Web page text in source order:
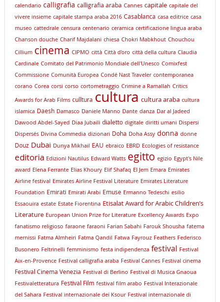
calendario calligrafia calligrafia araba Cannes capitale capitale del
vivere insieme capitale stampa araba 2016 Casablanca casa editrice casa
museo cattedrale censura centenario ceramica certificazione lingua araba
Chanson douche Charif Majdalani chiesa Chokri Mabkhout Chouchou
Cillium cinema CIPMO città Città d'oro città della cultura Claudia
Cardinale Comitato del Patrimonio Mondiale dell'Unesco Comixfest
Commissione Comunità Europea Condé Nast Traveler contemporanea
corano Corea corsi corso cortometraggio Crimine a Ramallah Critics
Awards for Arab Films culltura cultura cultura araba cultura
islamica Daesh Damasco Daniele Manno Dante danza Dar al Jadeed
Dawood Abdel-Sayed Diaa Jubaili dialetto digitale diritti umani Dispersi
Dispersés Divina Commedia dizionari Doha Doha Assy donna donne
Douz Dubai Dunya Mikhail EAU ebraico EBRD Ecologies of resistance
editoria Edizioni Nautilus Edward Watts egitto egizio Egypt's Nile
award Elena Ferrante Elias Khoury Elif Shafaq El Jem Emara Emirates
Airline festival Emirates Airline Festival Literature Emirates Literature
Foundation Emirati Emirati Arabi Emuse Ermanno Tedeschi esilio
Essaouira estate Estate Fiorentina Etisalat Award for Arabic Children’s
Literature European Union Prize for Literature Excellency Awards Expo
fanatismo religioso faraone faraoni Farian Sabahi Farouk Shousha fatema
mernissi Fatma Almheiri Fatma Qandil Fatwa Fayrouz Feathers Federisco
Busonero Feltrinelli femminismo festa indipendenza festival Festival
Aix-en-Provence Festival calligrafia araba Festival Cannes Festival cinema
Festival Cinema Venezia Festival di Berlino Festival di Musica Gnaoua
Festivaletteratura Festival Film festival film arabo Festival Interazionale
del Sahara Festival internazionale dei Ksour Festival internazionale di